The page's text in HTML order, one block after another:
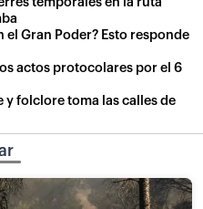
el Gran Poder? Esto responde
actos protocolares por el 6
y folclore toma las calles de